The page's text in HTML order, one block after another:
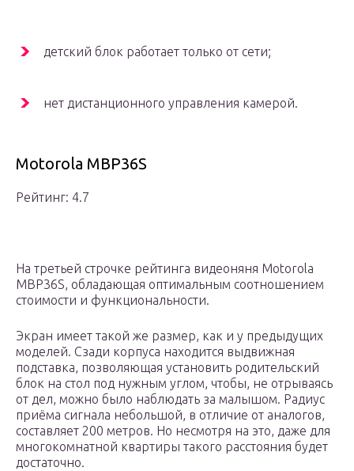
детский блок работает только от сети;
нет дистанционного управления камерой.
Motorola MBP36S
Рейтинг: 4.7
На третьей строчке рейтинга видеоняня Motorola
MBP36S, обладающая оптимальным соотношением
стоимости и функциональности.
Экран имеет такой же размер, как и у предыдущих
моделей. Сзади корпуса находится выдвижная
подставка, позволяющая установить родительский
блок на стол под нужным углом, чтобы, не отрываясь
от дел, можно было наблюдать за малышом. Радиус
приёма сигнала небольшой, в отличие от аналогов,
составляет 200 метров. Но несмотря на это, даже для
многокомнатной квартиры такого расстояния будет
достаточно.